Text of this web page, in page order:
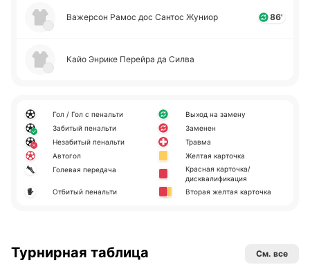
Ва­же­рсон Рамос дос Сантос Жуниор 86'
Кайо Энрике Пе­рей­ра да Силва
Гол / Гол с пенальти
Забитый пенальти
Незабитый пенальти
Автогол
Голевая передача
Отбитый пенальти
Выход на замену
Заменен
Травма
Желтая карточка
Красная карточка/
дисквалификация
Вторая желтая карточка
Турнирная таблица См. все